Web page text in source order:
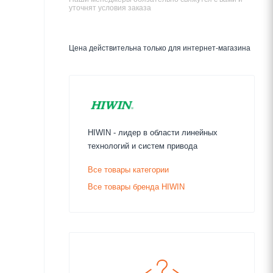
уточнят условия заказа
Цена действительна только для интернет-магазина
HIWIN - лидер в области линейных
технологий и систем привода
Все товары категории
Все товары бренда HIWIN